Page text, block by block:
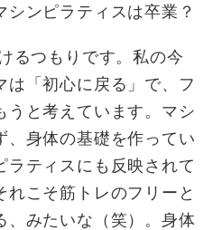
ンピラティスは卒業？
るつもりです。私の今
は「初心に戻る」で、フ
うと考えています。マシ
、身体の基礎を作ってい
ラティスにも反映されて
こそ筋トレのフリーと
、みたいな（笑）。身体